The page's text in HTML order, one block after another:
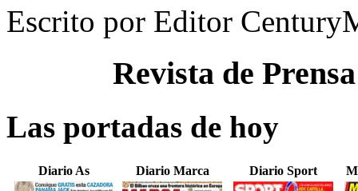
Escrito por Editor
Revista de
Las portadas de hoy
Diario As Diario Marca Diario Sport